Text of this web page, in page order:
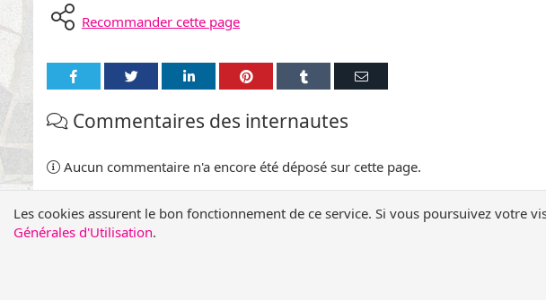
Les cookies assurent le bon fonctionnement de ce service. Si vous poursuivez votre
Générales d'Utilisation.
Recommander cette page
Partager
Facebook
Partager
Twitter
Partager
LinkedIn
Partager
Pinterest
Partager
Tumblr
Partager
Commentaires des internautes
Aucun commentaire n'a encore été déposé sur cette page.